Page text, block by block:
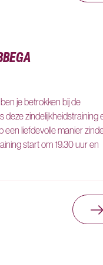
Zoom in om de
je betrokken bij de
deze zindelijkheidstraining
een liefdevolle manier
start om 19.30 uur en